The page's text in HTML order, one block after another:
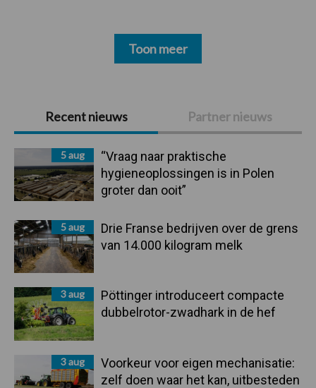
Primaire
Sidebar
Recent nieuws Partner nieuws
5 aug
“Vraag naar praktische
hygieneoplossingen is in Polen
groter dan ooit”
5 aug
Drie Franse bedrijven over de grens
van 14.000 kilogram melk
3 aug
Pöttinger introduceert compacte
dubbelrotor-zwadhark in de hef
3 aug
Voorkeur voor eigen mechanisatie:
zelf doen waar het kan, uitbesteden
Toon meer